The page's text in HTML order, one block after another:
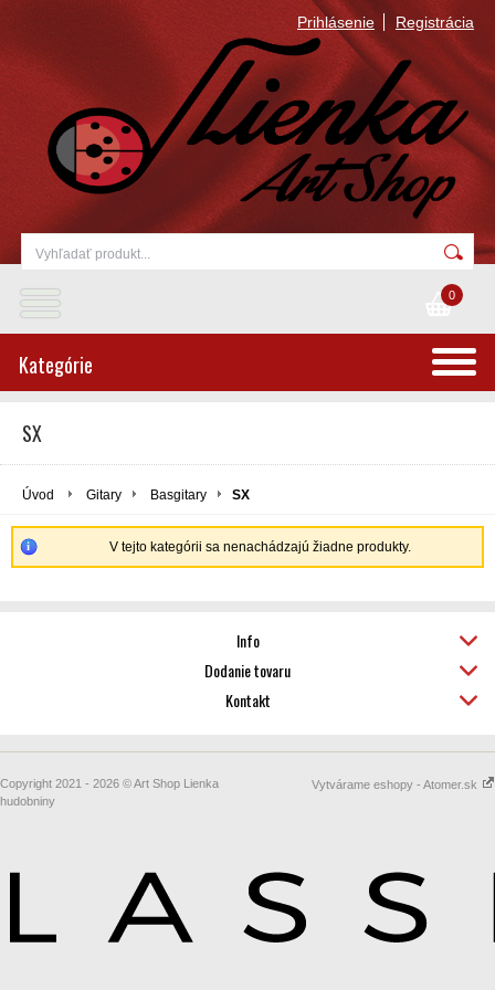
Prihlásenie Registrácia
0
Kategórie
SX
Úvod Gitary Basgitary SX
V tejto kategórii sa nenachádzajú žiadne produkty.
Info
Dodanie tovaru
Kontakt
Copyright 2021 - 2026 © Art Shop Lienka
hudobniny
Vytvárame eshopy - Atomer.sk